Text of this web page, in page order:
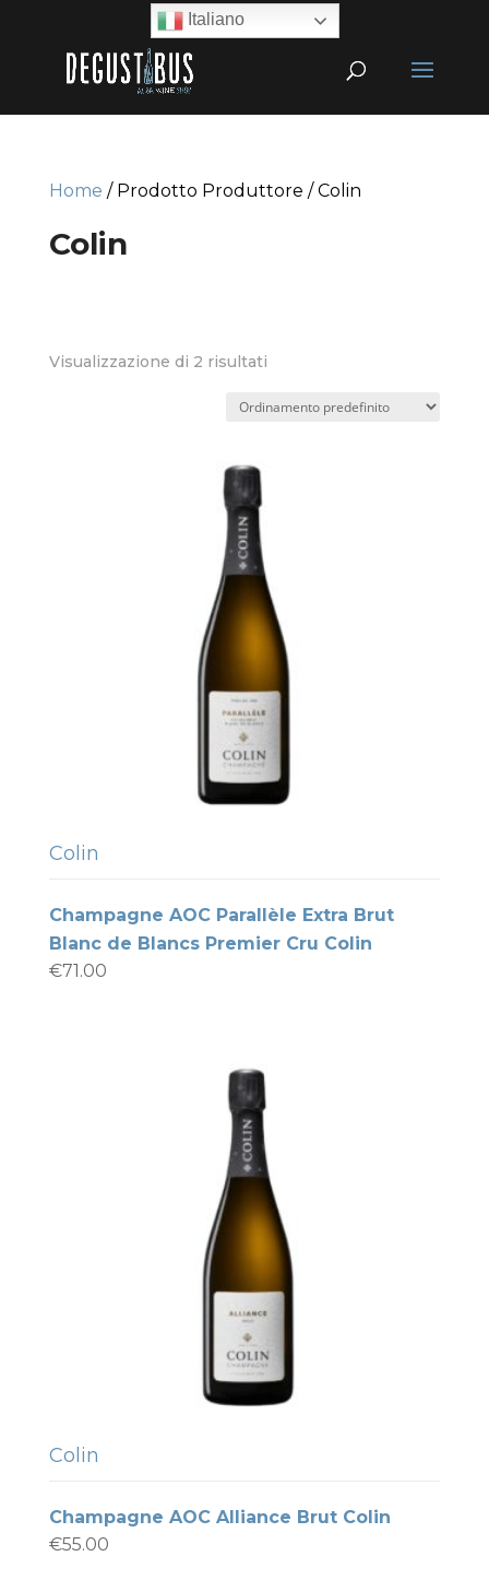
Home / Prodotto Produttore / Colin
Colin
Visualizzazione di 2 risultati
Colin
Champagne AOC Parallèle Extra Brut
Blanc de Blancs Premier Cru Colin
€71.00
Colin
Champagne AOC Alliance Brut Colin
€55.00
Italiano